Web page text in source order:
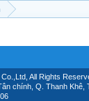
All Rights
chính, Q. Thanh Khê,